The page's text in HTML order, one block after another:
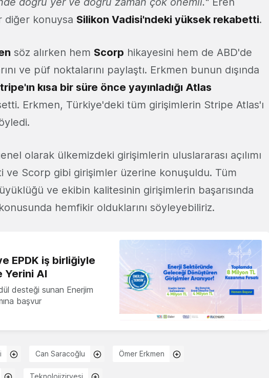
diğer konuysa Silikon Vadisi'ndeki yüksek rekabetti.
söz alırken hem Scorp hikayesini hem de ABD'de
ve püf noktalarını paylaştı. Erkmen bunun dışında
kısa bir süre önce yayınladığı Atlas
Erkmen, Türkiye'deki tüm girişimlerin Stripe Atlas'ı
olarak ülkemizdeki girişimlerin uluslararası açılımı
ve Scorp gibi girişimler üzerine konuşuldu. Tüm
ve ekibin kalitesinin girişimlerin başarısında
hemfikir olduklarını söyleyebiliriz.
EPDK iş birliğiyle
Yerini Al
desteği sunan Enerjim
başvur
Can Saracoğlu Ömer Erkmen